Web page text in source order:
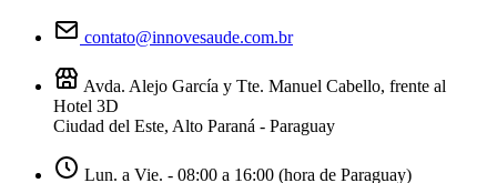
contato@innovesaude.com.br
Avda. Alejo García y Tte. Manuel Cabello, frente al
Hotel 3D
Ciudad del Este, Alto Paraná - Paraguay
Lun. a Vie. - 08:00 a 16:00 (hora de Paraguay)